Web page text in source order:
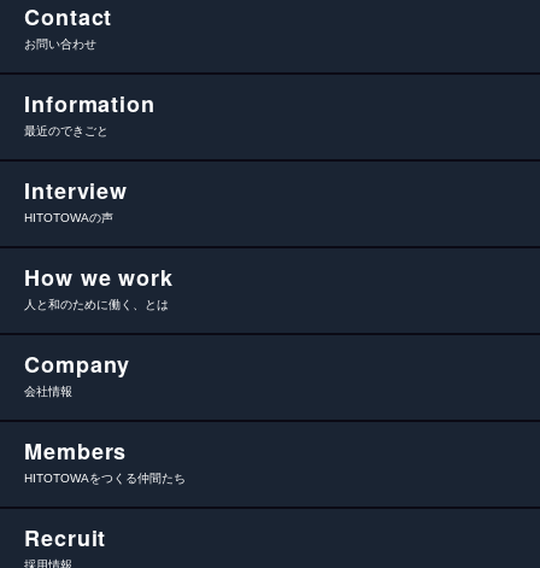
Contact
お問い合わせ
Information
最近のできごと
Interview
HITOTOWAの声
How we work
人と和のために働く、とは
Company
会社情報
Members
HITOTOWAをつくる仲間たち
Recruit
採用情報